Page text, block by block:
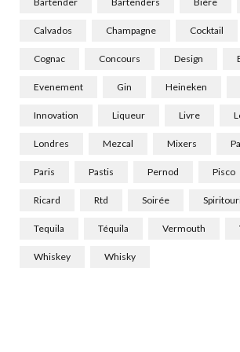
Calvados Champagne Cocktail
Cognac Concours Design
Evenement Gin Heineken
Innovation Liqueur Livre
Londres Mezcal Mixers
Paris Pastis Pernod Pisco
Ricard Rtd Soirée
Tequila Téquila Vermouth
Whiskey Whisky